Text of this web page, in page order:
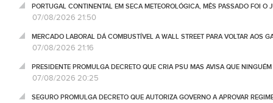
PORTUGAL CONTINENTAL EM SECA METEOROLÓGICA, MÊS PASSADO FOI O
07/08/2026 21:50
MERCADO LABORAL DÁ COMBUSTÍVEL A WALL STREET PARA VOLTAR AOS
07/08/2026 21:16
PRESIDENTE PROMULGA DECRETO QUE CRIA PSU MAS AVISA QUE
07/08/2026 20:25
SEGURO PROMULGA DECRETO QUE AUTORIZA GOVERNO A APROVAR